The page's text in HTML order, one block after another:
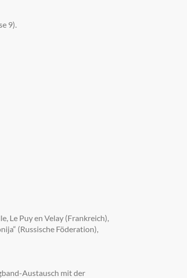
9).
Le Puy en Velay (Frankreich),
(Russische Föderation),
Austausch mit der